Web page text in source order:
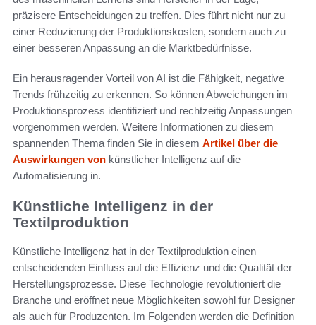
präzisere Entscheidungen zu treffen. Dies führt nicht nur zu
einer Reduzierung der Produktionskosten, sondern auch zu
einer besseren Anpassung an die Marktbedürfnisse.
Ein herausragender Vorteil von AI ist die Fähigkeit, negative
Trends frühzeitig zu erkennen. So können Abweichungen im
Produktionsprozess identifiziert und rechtzeitig Anpassungen
vorgenommen werden. Weitere Informationen zu diesem
spannenden Thema finden Sie in diesem Artikel über die
Auswirkungen von künstlicher Intelligenz auf die
Automatisierung in.
Künstliche Intelligenz in der
Textilproduktion
Künstliche Intelligenz hat in der Textilproduktion einen
entscheidenden Einfluss auf die Effizienz und die Qualität der
Herstellungsprozesse. Diese Technologie revolutioniert die
Branche und eröffnet neue Möglichkeiten sowohl für Designer
als auch für Produzenten. Im Folgenden werden die Definition